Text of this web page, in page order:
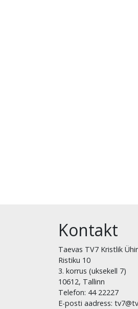
Kontakt
Taevas TV7 Kristlik
Ristiku 10
3. korrus (uksekell 7)
10612, Tallinn
Telefon: 44 22227
E-posti aadress: